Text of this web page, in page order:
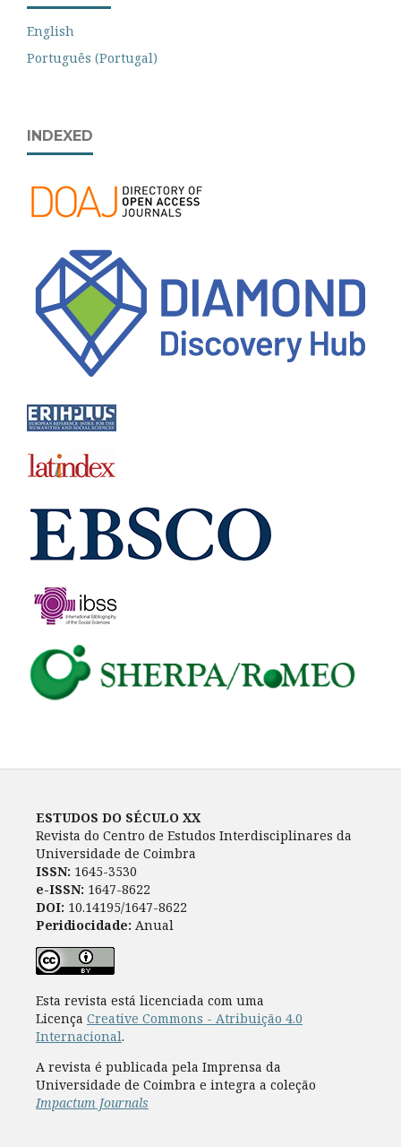
English
Português (Portugal)
INDEXED
ESTUDOS DO SÉCULO XX
Revista do Centro de Estudos Interdisciplinares da
Universidade de Coimbra
ISSN: 1645-3530
e-ISSN: 1647-8622
DOI: 10.14195/1647-8622
Peridiocidade: Anual
Esta revista está licenciada com uma
Licença Creative Commons - Atribuição 4.0
Internacional.
A revista é publicada pela Imprensa da
Universidade de Coimbra e integra a coleção
Impactum Journals